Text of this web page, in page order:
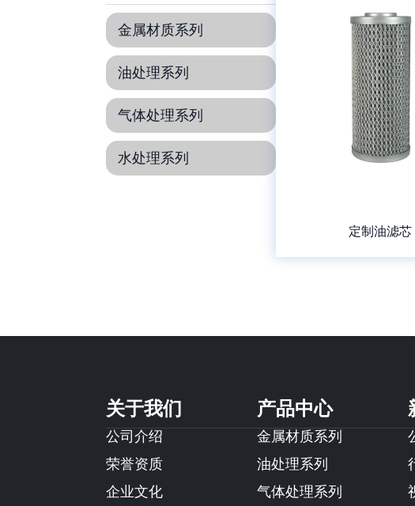
金属材质系列
油处理系列
气体处理系列
水处理系列
定制油滤芯
关于我们
公司介绍
荣誉资质
企业文化
产品中心
金属材质系列
油处理系列
气体处理系列